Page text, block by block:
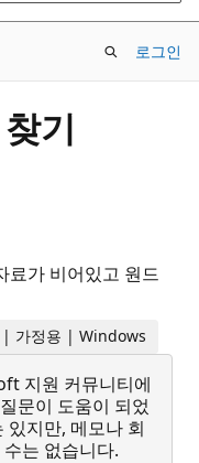
로그인
기
료가 비어있고 원드
가정용 | Windows
지원 커뮤니티에
문이 도움이 되었
있지만, 메모나 회
는 없습니다.